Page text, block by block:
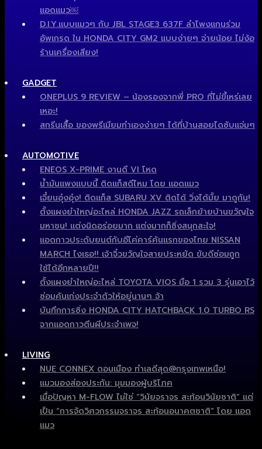
แอดแมว￼
D.I.Y.แบบแมวๆ กับ JBL STAGE3 637F ลำโพงแกนร่วม
อัพเกรด ใน HONDA CITY GM2 แบบง่ายๆ จ่ายน้อย ไม่ง้อ
ร้านเครื่องเสียง!
GADGET
ONEPLUS 9 REVIEW – น้องรองจากพี่ PRO ที่ไม่ขี้เหร่เลย
เหอะ!
สกรีนเสื้อ ของพรีเมียมทำเองง่ายๆ ได้ที่บ้านสอยไดซับแจ่มๆ
AUTOMOTIVE
ENEOS X-PRIME งานดี VI โหด
น้ำมันแพงแบบนี้ ติดแก็สดีไหม โดย แอดแมว
เจี๋ยนอุ๋งอุ๋ง! ติดแก็ส SUBARU XV ติดได้ วิ่งได้มั้ย มาดูกัน!
ตั้งแผงยำใหญ่อะไหล่ HONDA JAZZ รถเล็กย้ายบ้านขวัญใจ
มหาชน! แต่งนิดอร่อยมาก แต่งมากก็ซิ่งสนุกสะใจ!
แอดกาวประดับยนต์กับอีโค่คาร์คันแรกของไทย NISSAN
MARCH ไงเธอ!! เจ้าจิ๋วขวัญใจสายประหยัด ขับดีซ่อมถูก
ใช้ได้อีกหลายปี!!
ตั้งแผงยำใหญ่อะไหล่ TOYOTA VIOS มือ 1 รวม 3 รุ่นเอาไว้
ซ่อมคันเก่งประจำตัวให้อยู่นานๆ จ้า
บันทึกการซิ่ง HONDA CITY HATCHBACK 1.0 TURBO RS
จากแอดกาวตีนผีประจำเพจ!
LIVING
NUE CONNEX ดอนเมือง ทำเลดีสุด@กรุงเทพเหนือ!
แมวมองส่องประกัน: มุมมองผู้บริโภค
เมื่อปัญหา M-FLOW ไม่ใช่ “วินัยจราจร สะท้อนวินัยชาติ” แต่
เป็น “การจัดวิศวกรรมจราจร สะท้อนอนาคตชาติ” โดย แอด
แมว